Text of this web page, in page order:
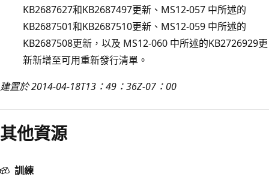
KB2687627和KB2687497更新、MS12-057 中所述的
KB2687501和KB2687510更新、MS12-059 中所述的
KB2687508更新，以及 MS12-060 中所述的KB2726929更
新新增至可用重新發行清單。
建置於 2014-04-18T13：49：36Z-07：00
其他資源
訓練